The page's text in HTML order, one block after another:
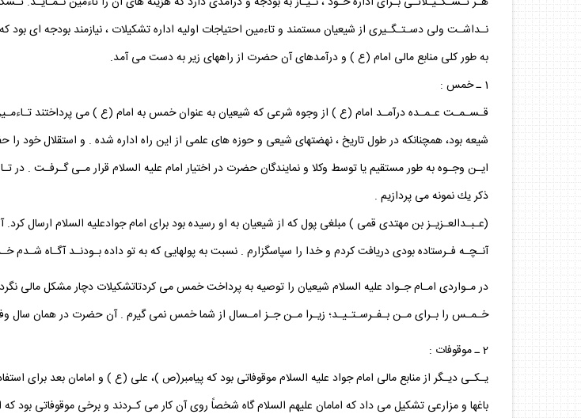
نـداشـت ولى دسـتـگـيرى از شيعيان مستمند و تاءمين احتياجات اوليه اداره تشكيلات ، نيازمند بودجه اى
به طور كلى منابع مالى امام (ع ) و درآمدهاى آن حضرت از راههاى زير به دست مى آمد.
1 ـ خمس :
قـسـمـت عـمـده درآمـد امام (ع ) از وجوه شرعى كه شيعيان به عنوان خمس به امام (ع ) مى پرداختند
شيعه بود، همچنانكه در طول تاريخ ، نهضتهاى شيعى و حوزه هاى علمى از اين راه اداره شده . و استقلال خود
ايـن وجـوه به طور مستقيم يا توسط وكلا و نمايندگان حضرت در اختيار امام عليه السلام قرار مـى گـرفـت . در
ذكر يك نمونه مى پردازيم .
(عـبـدالعـزيـز بن مهتدى قمى ) مبلغى پول كه از شيعيان به او رسيده بود براى امام جوادعليه السلام ارسال
آنـچـه فـرستاده بودى دريافت كردم و خدا را سپاسگزارم . نسبت به پولهايى كه به تو داده بـودنـد آگـاه شـدم
در مـواردى امـام جـواد عليه السلام شيعيان را توصيه به پرداخت خمس مى كردتاتشكيلات دچار مشكل مالى
خـمـس را بـراى مـن بـفـرسـتـيـد؛ زيـرا مـن جـز امـسال از شما خمس نمى گيرم . آن حضرت در همان سال
2 ـ موقوفات :
يـكـى ديـگر از منابع مالى امام جواد عليه السلام موقوفاتى بود كه پيامبر(ص )، على (ع ) و امامان بعد براى
باغها و مزارعى تشكيل مى داد كه امامان عليهم السلام گاه شخصاً روى آن كار مى كـردند و برخى موقوفاتى